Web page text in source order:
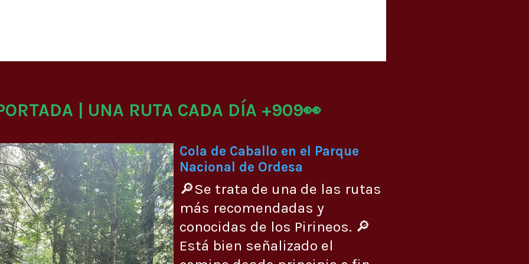
| UNA RUTA CADA DÍA +909👀
Cola de Caballo en el Parque
Nacional de Ordesa
🔎Se trata de una de las rutas
más recomendadas y
conocidas de los Pirineos. 🔎
Está bien señalizado el